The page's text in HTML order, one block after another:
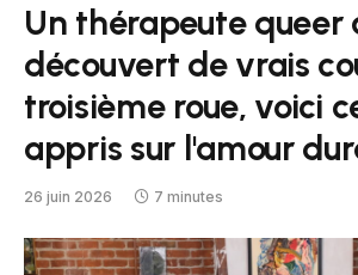
Un thérapeute queer
découvert de vrais
troisième roue, voici
appris sur l'amour
26 juin 2026 7 minutes